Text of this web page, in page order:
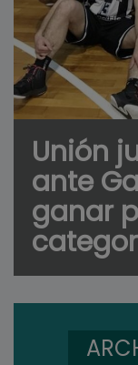
Unión
ante
ganar